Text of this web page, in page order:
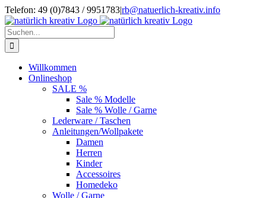
Zum
Inhalt
springen
Telefon: 49 (0)7843 / 9951783|rb@natuerlich-kreativ.info
Suche
nach:
Willkommen
Onlineshop
SALE %
Sale % Modelle
Sale % Wolle / Garne
Lederware / Taschen
Anleitungen/Wollpakete
Damen
Herren
Kinder
Accessoires
Homedeko
Wolle / Garne